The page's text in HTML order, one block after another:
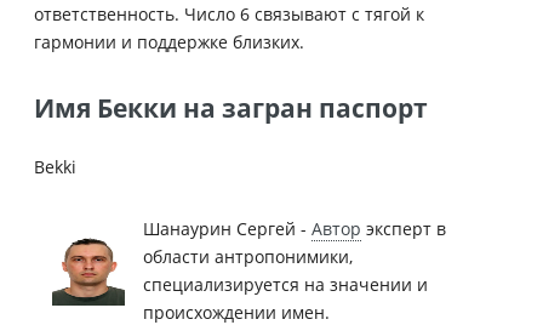
ответственность. Число 6 связывают с тягой к
гармонии и поддержке близких.
Имя Бекки на загран паспорт
Bekki
Шанаурин Сергей - Автор эксперт в
области антропонимики,
специализируется на значении и
происхождении имен.